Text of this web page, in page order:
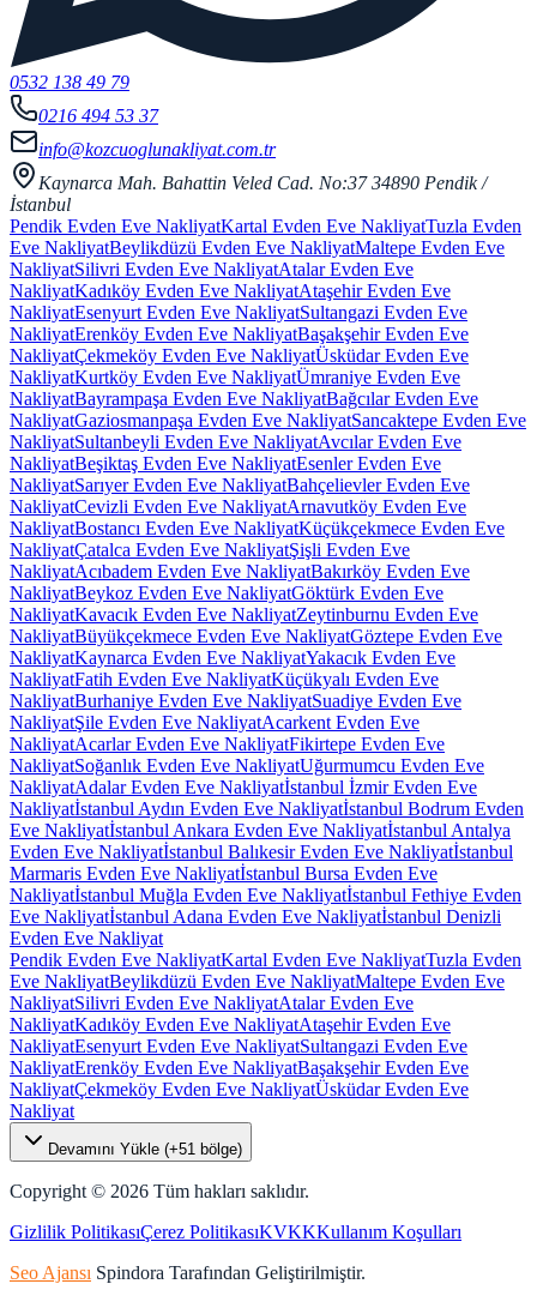
0532 138 49 79
0216 494 53 37
info@kozcuoglunakliyat.com.tr
Kaynarca Mah. Bahattin Veled Cad. No:37 34890 Pendik /
İstanbul
Pendik Evden Eve NakliyatKartal Evden Eve NakliyatTuzla Evden
Eve NakliyatBeylikdüzü Evden Eve NakliyatMaltepe Evden Eve
NakliyatSilivri Evden Eve NakliyatAtalar Evden Eve
NakliyatKadıköy Evden Eve NakliyatAtaşehir Evden Eve
NakliyatEsenyurt Evden Eve NakliyatSultangazi Evden Eve
NakliyatErenköy Evden Eve NakliyatBaşakşehir Evden Eve
NakliyatÇekmeköy Evden Eve NakliyatÜsküdar Evden Eve
NakliyatKurtköy Evden Eve NakliyatÜmraniye Evden Eve
NakliyatBayrampaşa Evden Eve NakliyatBağcılar Evden Eve
NakliyatGaziosmanpaşa Evden Eve NakliyatSancaktepe Evden Eve
NakliyatSultanbeyli Evden Eve NakliyatAvcılar Evden Eve
NakliyatBeşiktaş Evden Eve NakliyatEsenler Evden Eve
NakliyatSarıyer Evden Eve NakliyatBahçelievler Evden Eve
NakliyatCevizli Evden Eve NakliyatArnavutköy Evden Eve
NakliyatBostancı Evden Eve NakliyatKüçükçekmece Evden Eve
NakliyatÇatalca Evden Eve NakliyatŞişli Evden Eve
NakliyatAcıbadem Evden Eve NakliyatBakırköy Evden Eve
NakliyatBeykoz Evden Eve NakliyatGöktürk Evden Eve
NakliyatKavacık Evden Eve NakliyatZeytinburnu Evden Eve
NakliyatBüyükçekmece Evden Eve NakliyatGöztepe Evden Eve
NakliyatKaynarca Evden Eve NakliyatYakacık Evden Eve
NakliyatFatih Evden Eve NakliyatKüçükyalı Evden Eve
NakliyatBurhaniye Evden Eve NakliyatSuadiye Evden Eve
NakliyatŞile Evden Eve NakliyatAcarkent Evden Eve
NakliyatAcarlar Evden Eve NakliyatFikirtepe Evden Eve
NakliyatSoğanlık Evden Eve NakliyatUğurmumcu Evden Eve
NakliyatAdalar Evden Eve Nakliyatİstanbul İzmir Evden Eve
Nakliyatİstanbul Aydın Evden Eve Nakliyatİstanbul Bodrum Evden
Eve Nakliyatİstanbul Ankara Evden Eve Nakliyatİstanbul Antalya
Evden Eve Nakliyatİstanbul Balıkesir Evden Eve Nakliyatİstanbul
Marmaris Evden Eve Nakliyatİstanbul Bursa Evden Eve
Nakliyatİstanbul Muğla Evden Eve Nakliyatİstanbul Fethiye Evden
Eve Nakliyatİstanbul Adana Evden Eve Nakliyatİstanbul Denizli
Evden Eve Nakliyat
Pendik Evden Eve NakliyatKartal Evden Eve NakliyatTuzla Evden
Eve NakliyatBeylikdüzü Evden Eve NakliyatMaltepe Evden Eve
NakliyatSilivri Evden Eve NakliyatAtalar Evden Eve
NakliyatKadıköy Evden Eve NakliyatAtaşehir Evden Eve
NakliyatEsenyurt Evden Eve NakliyatSultangazi Evden Eve
NakliyatErenköy Evden Eve NakliyatBaşakşehir Evden Eve
NakliyatÇekmeköy Evden Eve NakliyatÜsküdar Evden Eve
Nakliyat
Devamını Yükle (+51 bölge)
Copyright © 2026 Tüm hakları saklıdır.
Gizlilik PolitikasıÇerez PolitikasıKVKKKullanım Koşulları
Seo Ajansı Spindora Tarafından Geliştirilmiştir.